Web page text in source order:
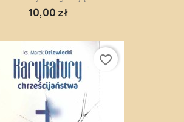
10,00 zł
favorite_border